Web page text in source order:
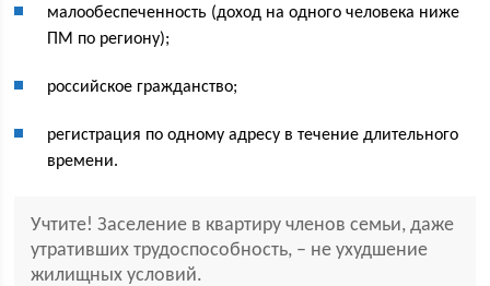
малообеспеченность (доход на одного человека ниже
ПМ по региону);
российское гражданство;
регистрация по одному адресу в течение длительного
времени.
Учтите! Заселение в квартиру членов семьи, даже
утративших трудоспособность, – не ухудшение
жилищных условий.